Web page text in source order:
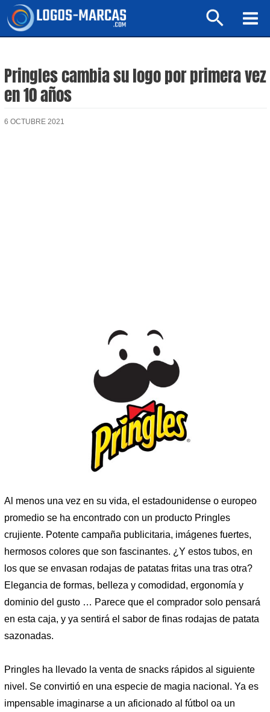
Buscar
Pringles cambia su logo por primera vez
en 10 años
6 OCTUBRE 2021
Al menos una vez en su vida, el estadounidense o europeo
promedio se ha encontrado con un producto Pringles
crujiente. Potente campaña publicitaria, imágenes fuertes,
hermosos colores que son fascinantes. ¿Y estos tubos, en
los que se envasan rodajas de patatas fritas una tras otra?
Elegancia de formas, belleza y comodidad, ergonomía y
dominio del gusto … Parece que el comprador solo pensará
en esta caja, y ya sentirá el sabor de finas rodajas de patata
sazonadas.
Pringles ha llevado la venta de snacks rápidos al siguiente
nivel. Se convirtió en una especie de magia nacional. Ya es
impensable imaginarse a un aficionado al fútbol oa un